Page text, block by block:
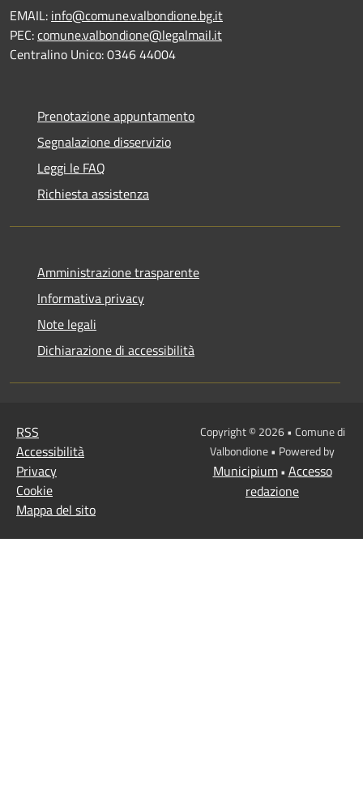
EMAIL: info@comune.valbondione.bg.it
PEC:comune.valbondione@legalmail.it
Centralino Unico: 0346 44004
Prenotazione appuntamento
Segnalazione disservizio
Leggi le FAQ
Richiesta assistenza
Amministrazione trasparente
Informativa privacy
Note legali
Dichiarazione di accessibilità
RSS
Accessibilità
Privacy
Cookie
Mappa del sito
Copyright © 2026 • Comune di
Valbondione • Powered by
Municipium• Accesso
redazione